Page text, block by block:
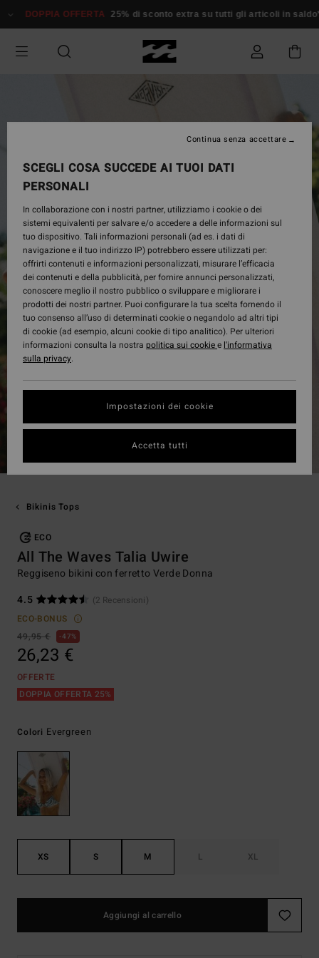
alle
prodotto
DOPPIA OFFERTA 25% di sconto extra su tutti gli articoli in
Bikinis Tops
ECO
All The Waves Talia Uwire
Reggiseno bikini con ferretto Verde Donna
4.5
(2 Recensioni)
ECO-BONUS
49,95 €
47%
26,23 €
OFFERTE
DOPPIA OFFERTA 25%
Colori Evergreen
XS S M L XL
Aggiungi al carrello
SCEGLI COSA SUCCEDE AI TUOI DATI
PERSONALI
In collaborazione con i nostri partner, utilizziamo i cookie o dei
sistemi equivalenti per salvare e/o accedere a delle informazioni sul
tuo dispositivo. Tali informazioni personali (ad es. i dati di
navigazione e il tuo indirizzo IP) potrebbero essere utilizzati per:
offrirti contenuti e informazioni personalizzati, misurare l’efficacia
dei contenuti e della pubblicità, per fornire annunci personalizzati,
conoscere meglio il nostro pubblico o sviluppare e migliorare i
prodotti dei nostri partner. Puoi configurare la tua scelta fornendo il
tuo consenso all’uso di determinati cookie o negandolo ad altri tipi
di cookie (ad esempio, alcuni cookie di tipo analitico). Per ulteriori
informazioni consulta la nostra politica sui cookiee l'informativa
sulla privacy.
Impostazioni dei cookie
Continua senza accettare
Accetta tutti